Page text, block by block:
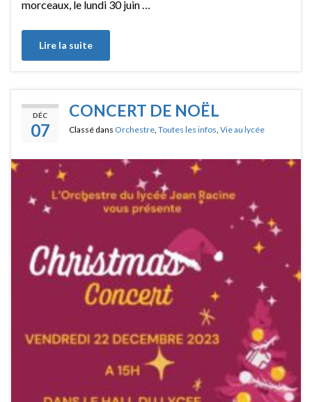
morceaux, le lundi 30 juin …
Lire la suite
DÉC
07
CONCERT DE NOËL
Classé dans Orchestre, Toutes les infos, Vie au lycée